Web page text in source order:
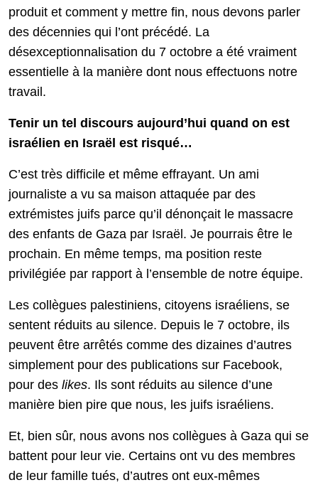
produit et comment y mettre fin, nous devons parler
des décennies qui l’ont précédé. La
désexceptionnalisation du 7 octobre a été vraiment
essentielle à la manière dont nous effectuons notre
travail.
Tenir un tel discours aujourd’hui quand on est
israélien en Israël est risqué…
C’est très difficile et même effrayant. Un ami
journaliste a vu sa maison attaquée par des
extrémistes juifs parce qu’il dénonçait le massacre
des enfants de Gaza par Israël. Je pourrais être le
prochain. En même temps, ma position reste
privilégiée par rapport à l’ensemble de notre équipe.
Les collègues palestiniens, citoyens israéliens, se
sentent réduits au silence. Depuis le 7 octobre, ils
peuvent être arrêtés comme des dizaines d’autres
simplement pour des publications sur Facebook,
pour des likes. Ils sont réduits au silence d’une
manière bien pire que nous, les juifs israéliens.
Et, bien sûr, nous avons nos collègues à Gaza qui se
battent pour leur vie. Certains ont vu des membres
de leur famille tués, d’autres ont eux-mêmes